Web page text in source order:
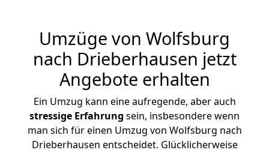
Umzüge von Wolfsburg
nach Drieberhausen jetzt
Angebote erhalten
Ein Umzug kann eine aufregende, aber auch
stressige Erfahrung sein, insbesondere wenn
man sich für einen Umzug von Wolfsburg nach
Drieberhausen entscheidet. Glücklicherweise